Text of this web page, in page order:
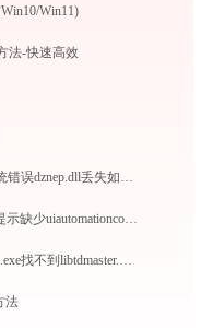
Win11)
法-快速高效
魔兽争霸游戏相关进程 War3.exe系统错误dznep.dll丢失如何解决
iFonts字体助手 iFonts字体助手.exe提示缺少uiautomationcore.dll文件的解决办法
极域课堂管理系统 打开TeacherMain.exe找不到libtdmaster.dll怎么办
法